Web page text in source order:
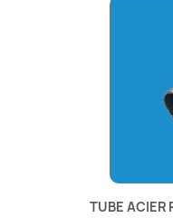
TUBE ACIER